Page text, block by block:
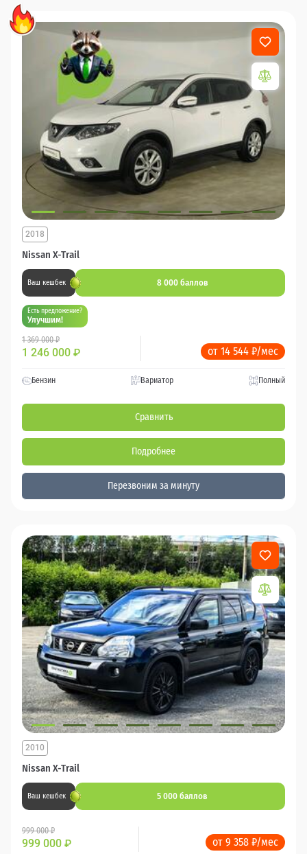
Nissan X-Trail
2018
Ваш кешбек 8 000 баллов
Есть предложение?
Улучшим!
1 369 000 ₽
1 246 000 ₽ от 14 544 ₽/мес
Бензин Вариатор Полный
Сравнить
Подробнее
Перезвоним за минуту
Nissan X-Trail
2010
Ваш кешбек 5 000 баллов
999 000 ₽
999 000 ₽ от 9 358 ₽/мес